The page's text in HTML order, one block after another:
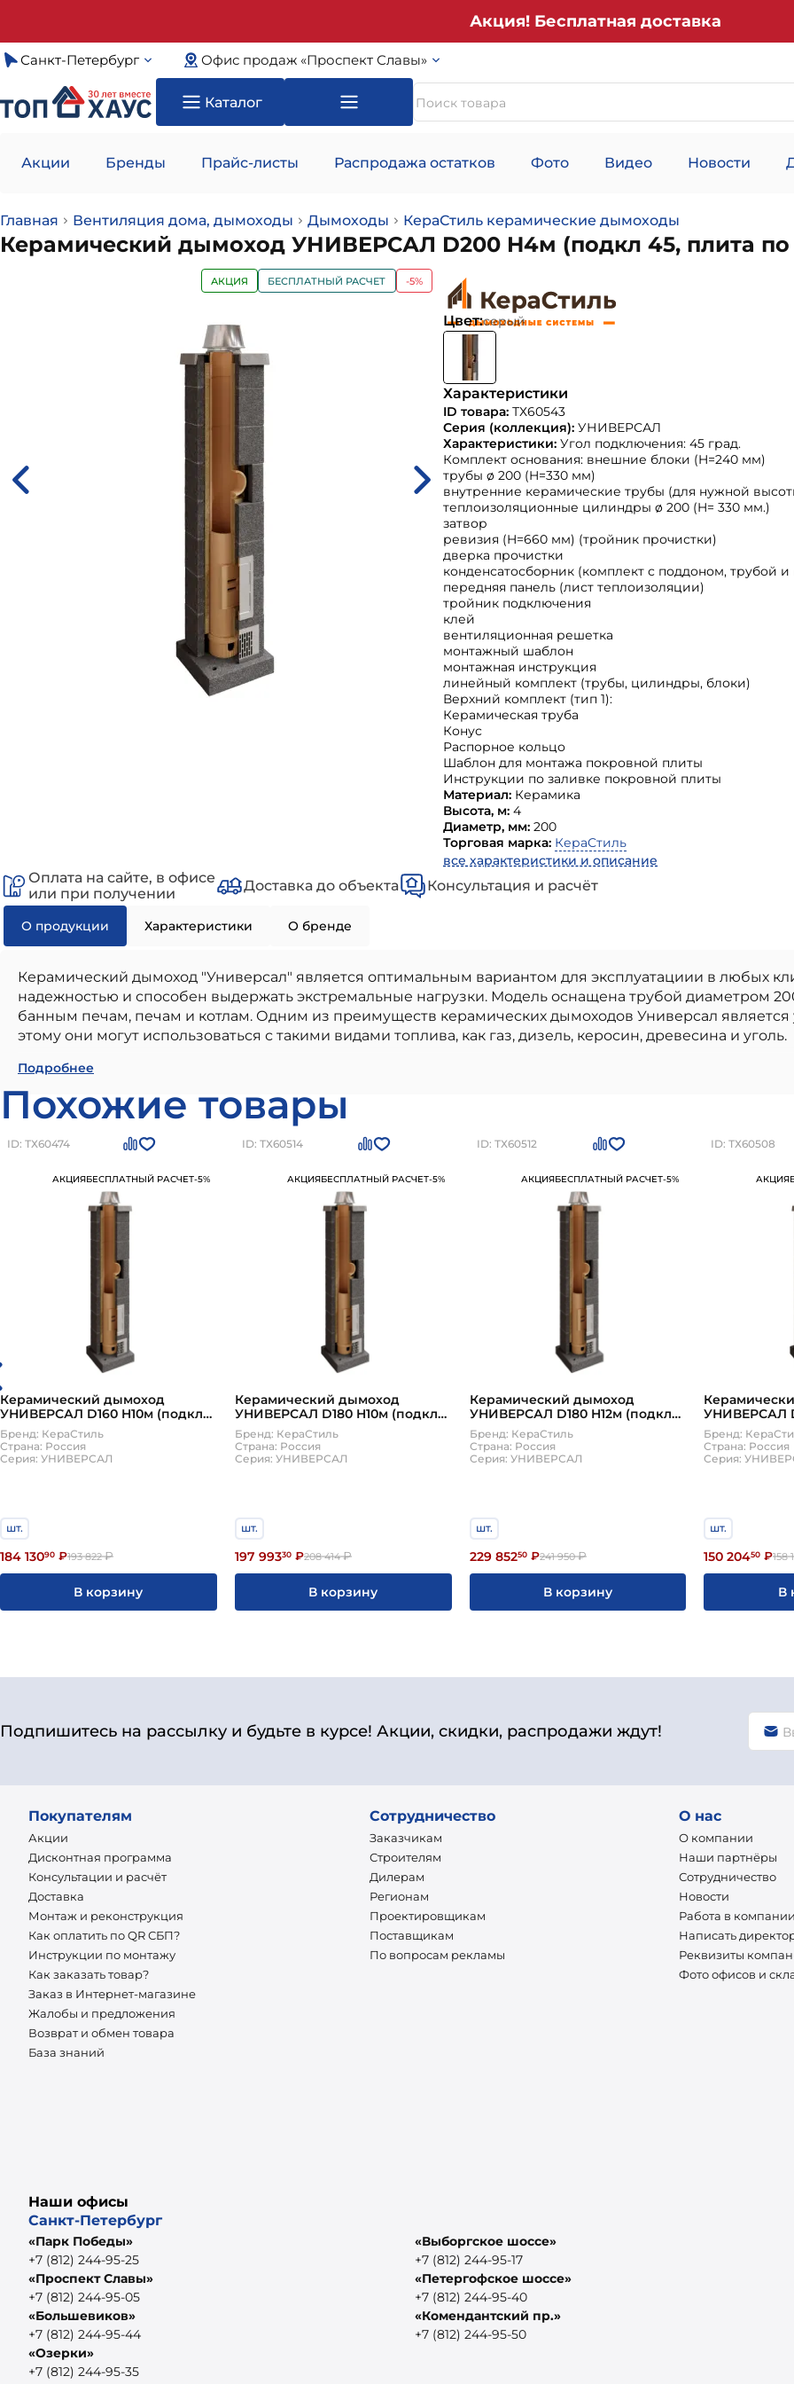
Акция! Бесплатная доставка
Санкт-Петербург Офис продаж «Проспект Славы»
Каталог
Акции Бренды Прайс-листы Распродажа остатков Фото Видео Новости
Главная Вентиляция дома, дымоходы Дымоходы КераСтиль керамические дымоходы
Керамический дымоход УНИВЕРСАЛ D200 H4м (подкл 45, плита по
АКЦИЯ БЕСПЛАТНЫЙ РАСЧЕТ -5%
Цвет:серый
Характеристики
ID товара: ТХ60543
Серия (коллекция): УНИВЕРСАЛ
Характеристики: Угол подключения: 45 град.
Комплект основания: внешние блоки (H=240 мм)
трубы ø 200 (H=330 мм)
внутренние керамические трубы (для нужной
теплоизоляционные цилиндры ø 200 (H= 330 мм.)
затвор
ревизия (H=660 мм) (тройник прочистки)
дверка прочистки
конденсатосборник (комплект с поддоном, трубой и
передняя панель (лист теплоизоляции)
тройник подключения
клей
вентиляционная решетка
монтажный шаблон
монтажная инструкция
линейный комплект (трубы, цилиндры, блоки)
Верхний комплект (тип 1):
Керамическая труба
Конус
Распорное кольцо
Шаблон для монтажа покровной плиты
Инструкции по заливке покровной плиты
Материал: Керамика
Высота, м: 4
Диаметр, мм: 200
Торговая марка: КераСтиль
все характеристики и описание
Оплата на сайте, в офисе
или при получении
Доставка до объекта Консультация и расчёт
О продукции Характеристики О бренде
Керамический дымоход "Универсал" является оптимальным вариантом для эксплуатациии в любых
надежностью и способен выдержать экстремальные нагрузки. Модель оснащена трубой диаметром
банным печам, печам и котлам. Одним из преимуществ керамических дымоходов Универсал является
этому они могут использоваться с такими видами топлива, как газ, дизель, керосин, древесина и уголь.
Керамический дымоход УНИВЕРСАЛ D200 H4м (подкл 45, плита по месту) КераСтиль
надежностью и соответствием всем современным стандартам качества. Преимущества: высокое
соответствие стандартам и нормам, долговечность и устойчивость к внешним воздействиям,
дымоход УНИВЕРСАЛ D200 H4м (подкл 45, плита по месту) КераСтиль
можно приобрести вСанкт-
Подробнее
Похожие товары
ID: ТХ60474
АКЦИЯБЕСПЛАТНЫЙ РАСЧЕТ-5%
Керамический дымоход
УНИВЕРСАЛ D160 H10м (подкл
45, плита по месту) КераСтиль
Бренд: КераСтиль
Страна: Россия
Серия: УНИВЕРСАЛ
шт.
184 13090 ₽193 822₽
В корзину
ID: ТХ60514
АКЦИЯБЕСПЛАТНЫЙ РАСЧЕТ-5%
Керамический дымоход
УНИВЕРСАЛ D180 H10м (подкл
45, плита по месту) КераСтиль
Бренд: КераСтиль
Страна: Россия
Серия: УНИВЕРСАЛ
шт.
197 99330₽208 414₽
В корзину
ID: ТХ60512
АКЦИЯБЕСПЛАТНЫЙ РАСЧЕТ-5%
Керамический дымоход
УНИВЕРСАЛ D180 H12м (подкл
45, плита по месту) КераСтиль
Бренд: КераСтиль
Страна: Россия
Серия: УНИВЕРСАЛ
шт.
229 85250₽241 950₽
В корзину
ID: ТХ60508
АКЦИЯ
УНИВЕРСАЛ
45, плита по
Бренд:
Страна: Россия
Серия:
шт.
150 20450 ₽158
В
Подпишитесь на рассылку и будьте в курсе! Акции, скидки, распродажи ждут!
Покупателям
Акции
Дисконтная программа
Консультации и расчёт
Доставка
Монтаж и реконструкция
Как оплатить по QR СБП?
Инструкции по монтажу
Как заказать товар?
Заказ в Интернет-магазине
Жалобы и предложения
Возврат и обмен товара
База знаний
Сотрудничество
Заказчикам
Строителям
Дилерам
Регионам
Проектировщикам
Поставщикам
По вопросам рекламы
О нас
О компании
Наши партнёры
Сотрудничество
Новости
Работа в компании
Написать
Реквизиты
Фото офисов и
Наши офисы
Санкт-Петербург
«Парк Победы»
+7 (812) 244-95-25
«Проспект Славы»
+7 (812) 244-95-05
«Большевиков»
+7 (812) 244-95-44
«Озерки»
+7 (812) 244-95-35
«Выборгское шоссе»
+7 (812) 244-95-17
«Петергофское шоссе»
+7 (812) 244-95-40
«Комендантский пр.»
+7 (812) 244-95-50